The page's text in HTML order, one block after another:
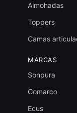
Almohadas
Toppers
Camas
MARCAS
Sonpura
Gomarco
Ecus